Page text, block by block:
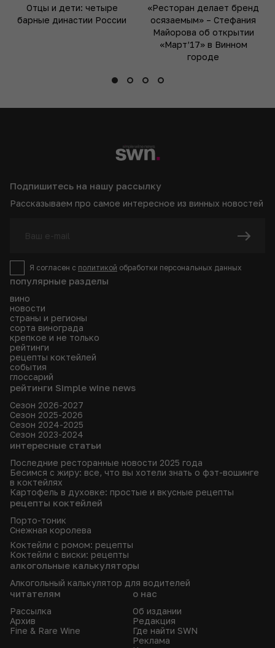
Отцы и дети: четыре
барные династии России
«Ресторан делает бренд
осязаемым» – Стефания
Майорова об открытии
«Март’17» в Винном
городе
популярные разделы
вино
новости
страны и регионы
сорта винограда
крепкое и не только
рейтинги
рецепты коктейлей
события
глоссарий
рейтинги Simple wine news
Сезон 2026-2027
Сезон 2025-2026
Сезон 2024-2025
Сезон 2023-2024
интересные статьи
Последние ресторанные новости 2025 года
Бесимся с жиру: все, что вы хотели знать о фэт-вошинге
в коктейлях
Картофель в духовке: простые и вкусные рецепты
рецепты коктейлей
Порто-тоник
Снежная королева
Коктейли с ромом: рецепты
Коктейли с виски: рецепты
алкогольные калькуляторы
Алкогольный калькулятор для водителей
читателям
Рассылка
Архив
Fine & Rare Wine
о нас
Об издании
Редакция
Где найти SWN
Реклама
Подпишитесь на нашу рассылку
Рассказываем про самое интересное из винных новостей
Я согласен с политикой обработки персональных данных